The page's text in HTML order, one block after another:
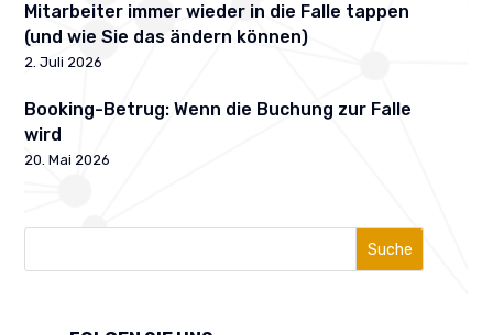
Mitarbeiter immer wieder in die Falle tappen
(und wie Sie das ändern können)
2. Juli 2026
Booking-Betrug: Wenn die Buchung zur Falle
wird
20. Mai 2026
Suche